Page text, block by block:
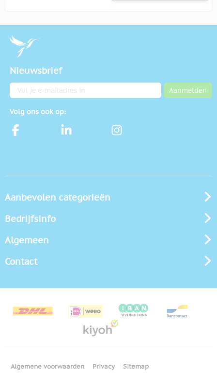
Nieuwsbrief
E-mailadres Aanmelden
Volg ons ook op:
Aanbevolen categorieën
Bedrijfsinfo
Algemeen
Contact
Algemene voorwaarden Privacy Sitemap